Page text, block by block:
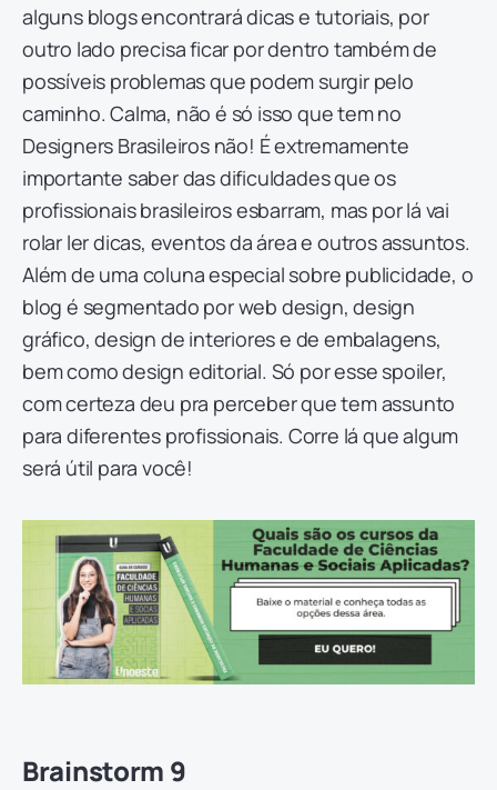
alguns blogs encontrará dicas e tutoriais, por
outro lado precisa ficar por dentro também de
possíveis problemas que podem surgir pelo
caminho. Calma, não é só isso que tem no
Designers Brasileiros não! É extremamente
importante saber das dificuldades que os
profissionais brasileiros esbarram, mas por lá vai
rolar ler dicas, eventos da área e outros assuntos.
Além de uma coluna especial sobre publicidade, o
blog é segmentado por web design, design
gráfico, design de interiores e de embalagens,
bem como design editorial. Só por esse spoiler,
com certeza deu pra perceber que tem assunto
para diferentes profissionais. Corre lá que algum
será útil para você!
Brainstorm 9